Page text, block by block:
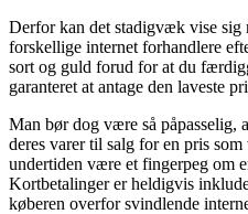
Derfor kan det stadigvæk vise sig
forskellige internet forhandlere
sort og guld forud for at du
garanteret at antage den laveste
Man bør dog være så påpasselig,
deres varer til salg for en pris
undertiden være et fingerpeg om
Kortbetalinger er heldigvis
køberen overfor svindlende